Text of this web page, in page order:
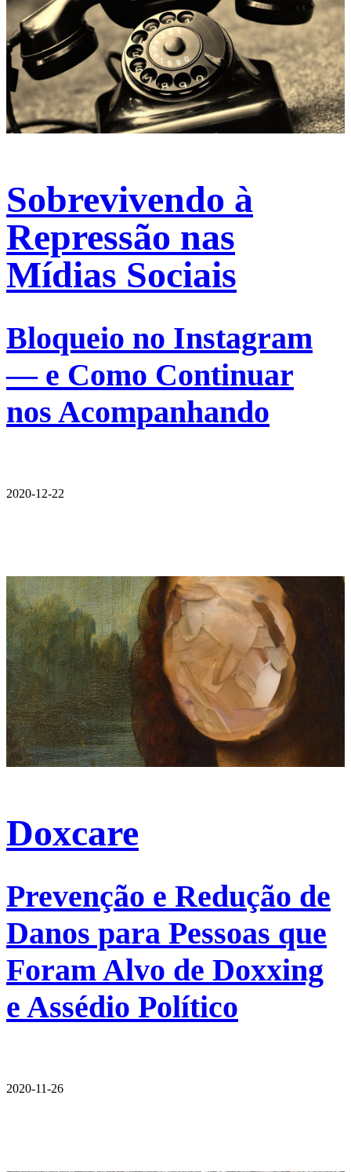
Sobrevivendo à
Repressão nas
Mídias Sociais
Bloqueio no Instagram
— e Como Continuar
nos Acompanhando
2020-12-22
Doxcare
Prevenção e Redução de
Danos para Pessoas que
Foram Alvo de Doxxing
e Assédio Político
2020-11-26